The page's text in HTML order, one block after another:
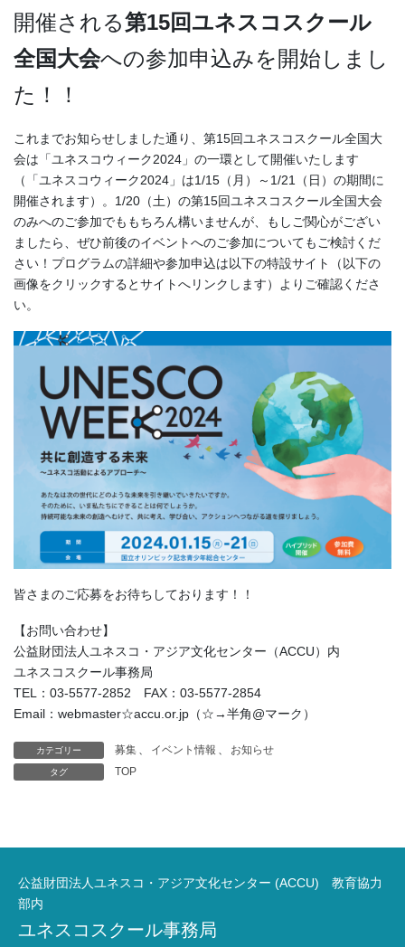
開催される第15回ユネスコスクール
全国大会への参加申込みを開始しまし
た！！
これまでお知らせしました通り、第15回ユネスコスクール全国大
会は「ユネスコウィーク2024」の一環として開催いたします
（「ユネスコウィーク2024」は1/15（月）～1/21（日）の期間に
開催されます）。1/20（土）の第15回ユネスコスクール全国大会
のみへのご参加でももちろん構いませんが、もしご関心がござい
ましたら、ぜひ前後のイベントへのご参加についてもご検討くだ
さい！プログラムの詳細や参加申込は以下の特設サイト（以下の
画像をクリックするとサイトへリンクします）よりご確認くださ
い。
皆さまのご応募をお待ちしております！！
【お問い合わせ】
公益財団法人ユネスコ・アジア文化センター（ACCU）内
ユネスコスクール事務局
TEL：03-5577-2852 FAX：03-5577-2854
Email：webmaster☆accu.or.jp（☆→半角@マーク）
カテゴリー 募集 、 イベント情報 、 お知らせ
タグ TOP
公益財団法人ユネスコ・アジア文化センター (ACCU) 教育協力
部内
ユネスコスクール事務局